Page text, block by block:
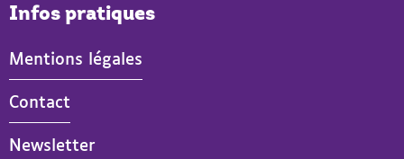
Infos pratiques
Mentions légales
Contact
Newsletter